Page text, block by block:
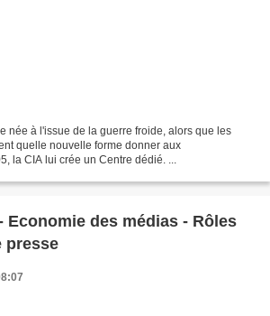
née à l'issue de la guerre froide, alors que les
quelle nouvelle forme donner aux
la CIA lui crée un Centre dédié. ...
Economie des médias - Rôles
presse